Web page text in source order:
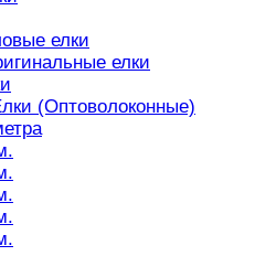
елки
елки
(Оптоволоконные)